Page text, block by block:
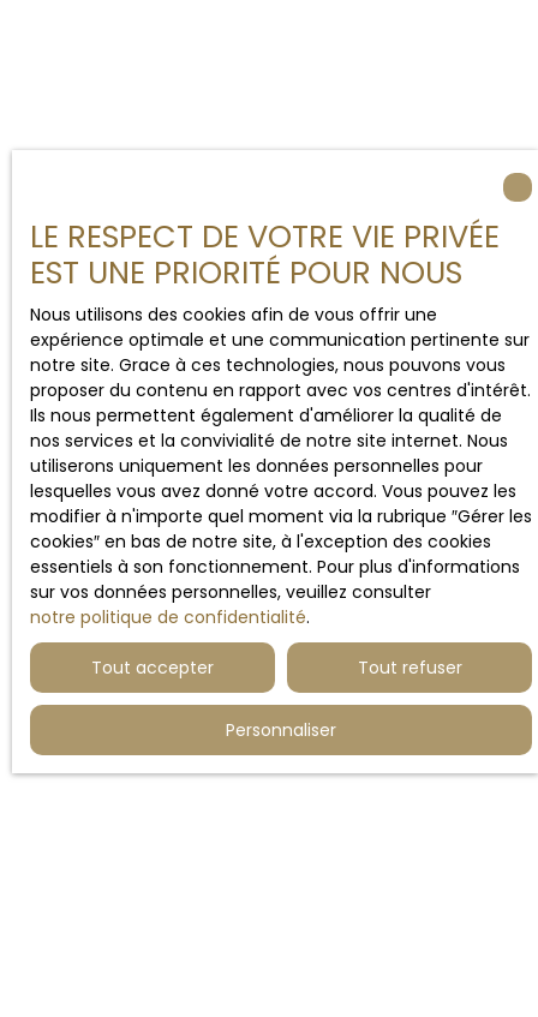
LE RESPECT DE VOTRE VIE PRIVÉE
EST UNE PRIORITÉ POUR NOUS
Nous utilisons des cookies afin de vous offrir une
expérience optimale et une communication pertinente sur
notre site. Grace à ces technologies, nous pouvons vous
proposer du contenu en rapport avec vos centres d'intérêt.
Ils nous permettent également d'améliorer la qualité de
nos services et la convivialité de notre site internet. Nous
utiliserons uniquement les données personnelles pour
lesquelles vous avez donné votre accord. Vous pouvez les
modifier à n'importe quel moment via la rubrique ″Gérer les
cookies″ en bas de notre site, à l'exception des cookies
essentiels à son fonctionnement. Pour plus d'informations
sur vos données personnelles, veuillez consulter
notre politique de confidentialité.
Tout accepter Tout refuser
Personnaliser